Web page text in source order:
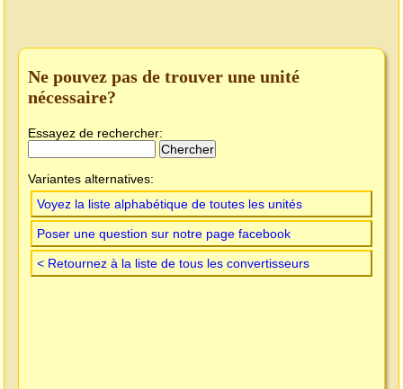
Ne pouvez pas de trouver une unité
nécessaire?
Essayez de rechercher:
Variantes alternatives:
Voyez la liste alphabétique de toutes les unités
Poser une question sur notre page facebook
< Retournez à la liste de tous les convertisseurs